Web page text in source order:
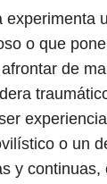
experimenta
o que
de
o un
y continuas,